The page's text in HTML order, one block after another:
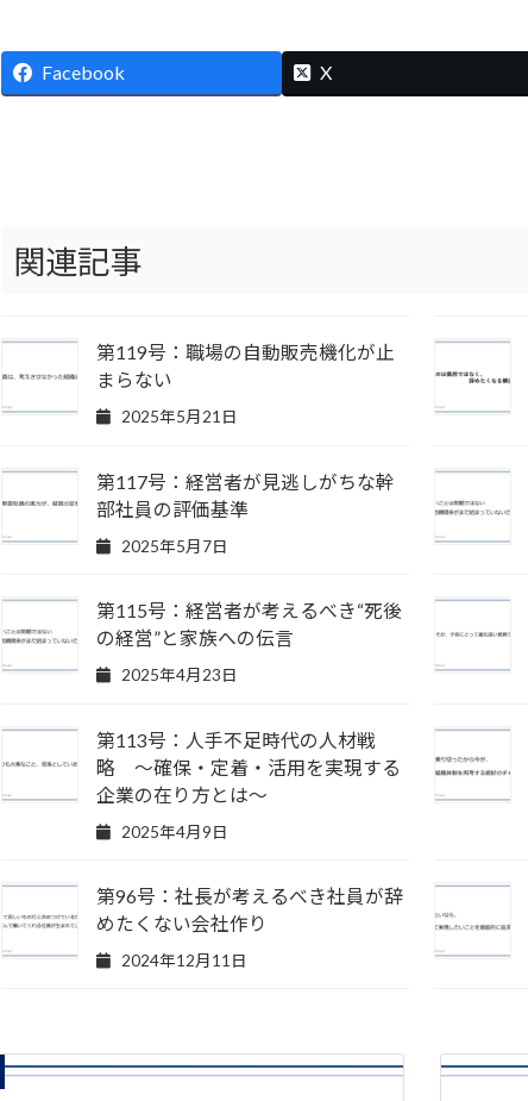
Facebook X
関連記事
第119号：職場の自動販売機化が止
まらない
2025年5月21日
第117号：経営者が見逃しがちな幹
部社員の評価基準
2025年5月7日
第115号：経営者が考えるべき“死後
の経営”と家族への伝言
2025年4月23日
第113号：人手不足時代の人材戦
略 ～確保・定着・活用を実現する
企業の在り方とは～
2025年4月9日
第96号：社長が考えるべき社員が辞
めたくない会社作り
2024年12月11日